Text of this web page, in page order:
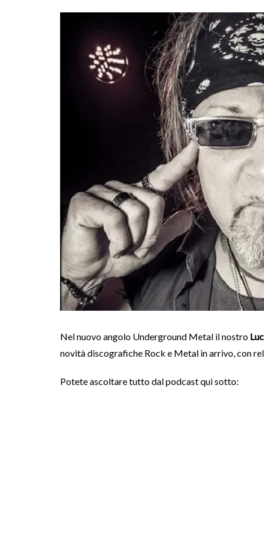
Nel nuovo angolo Underground Metal il nostro
novità discografiche Rock e Metal in arrivo, con
Potete ascoltare tutto dal podcast qui sotto: